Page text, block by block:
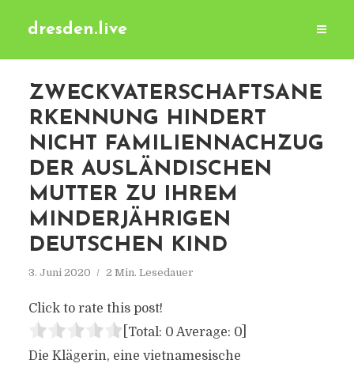
dresden.live
ZWECKVATERSCHAFTSANE
RKENNUNG HINDERT
NICHT FAMILIENNACHZUG
DER AUSLÄNDISCHEN
MUTTER ZU IHREM
MINDERJÄHRIGEN
DEUTSCHEN KIND
3. Juni 2020 2 Min. Lesedauer
Click to rate this post!
[Total: 0 Average: 0]
Die Klägerin, eine vietnamesische